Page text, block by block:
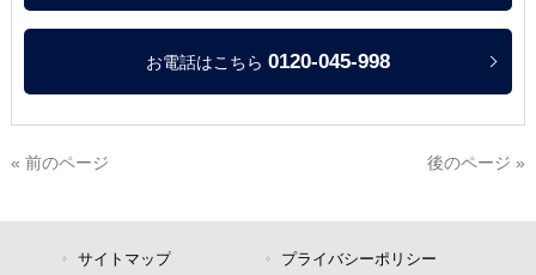
お電話はこちら 0120-045-998
« 前のページ 後のページ »
サイトマップ プライバシーポリシー